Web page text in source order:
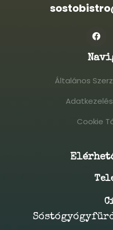
Általános
Cookie